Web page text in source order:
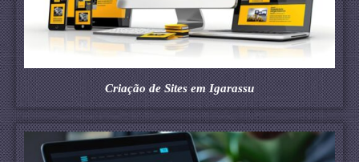
Criação de Sites em Igarassu